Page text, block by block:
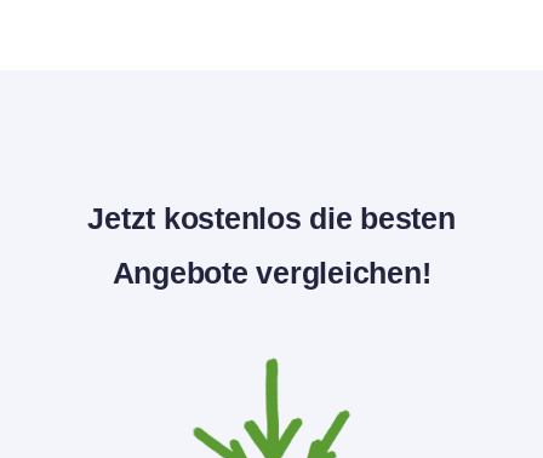
Jetzt kostenlos die besten
Angebote vergleichen!